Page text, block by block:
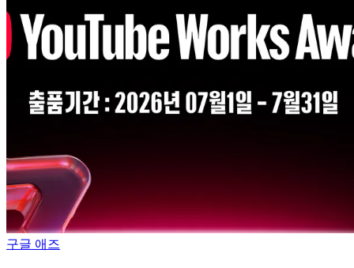
구글 애즈